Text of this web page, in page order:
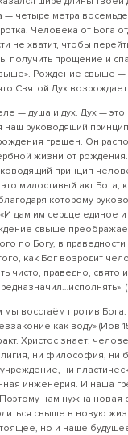
— четыре метра
Человека от Бога
не хватит, чтобы
получить прощение и
Рождение свыше —
Святой Дух
— душа и дух. Дух —
руководящий
грешен. Он
жизни от
принцип
милостивый акт Бога,
которому
дам им сердце единое
свыше
по Богу, в
как Бог возродит
чисто, праведно, свято
восстаём против Бога.
как воду» (Иов
Христос знает:
ни философия, ни
ни
инженерия. И наша
нам нужна новая
свыше в новую
но и наше